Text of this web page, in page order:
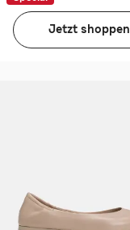
Jetzt shoppen